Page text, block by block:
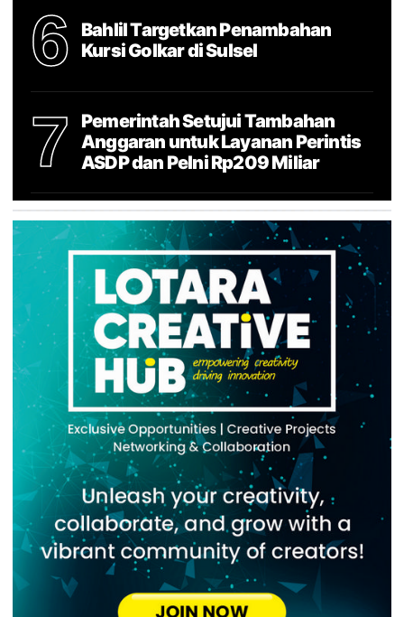
6
Bahlil Targetkan Penambahan
Kursi Golkar di Sulsel
7
Pemerintah Setujui Tambahan
Anggaran untuk Layanan Perintis
ASDP dan Pelni Rp209 Miliar